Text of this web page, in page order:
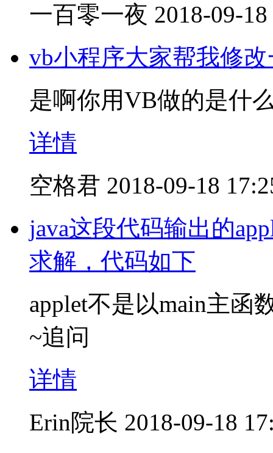
一百零一夜 2018-09-
vb小程序大家帮我修
是啊你用VB做的是什
详情
空格君 2018-09-18
java这段代码输出的
求解，代码如下
applet不是以main主函
~追问
详情
Erin院长 2018-09-18